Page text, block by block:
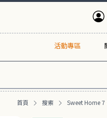
活動專區
首頁 搜索 Sweet Home